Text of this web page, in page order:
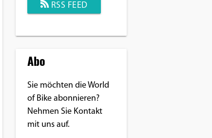
RSS FEED
Abo
Sie möchten die World
of Bike abonnieren?
Nehmen Sie Kontakt
mit uns auf.